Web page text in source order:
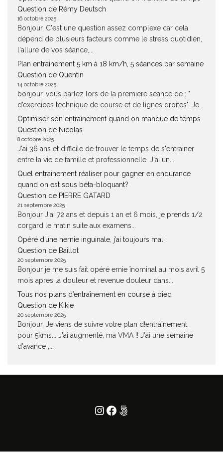
Question de Rémy Deutsch
16 octobre 2025
Bonjour, C'est une question assez complexe car cela
dépend de plusieurs facteurs comme le stress quotidien,
l'allure de vos séance,...
Plan entrainement 5 km à 18 km/h, 5 séances par semaine
Question de Quentin
14 octobre 2025
bonjour, vous parlez lors de la premiere séance de : "
d’exercices technique de course et de lignes droites". Je...
Optimiser son entraînement quand on manque de temps
Question de Nicolas
8 octobre 2025
J'ai 36 ans et difficile de trouver le temps de s'entrainer
entre la vie de famille et professionnelle. J'ai un...
Quel entrainement réaliser pour gagner en endurance
quand on est sous béta-bloquant?
Question de PIERRE GATARD
21 septembre 2025
Bonjour J'ai 72 ans et depuis 1 an et 6 mois, je prends 1/2
corgard le matin suite aux examens...
Opéré d’une hernie inguinale, j’ai toujours mal !
Question de Baillot
20 septembre 2025
Bonjour je me suis fait opéré ernie înominal au mois avril 5
mois apres la douleur et revenue douleur dans...
Tous nos plans d’entraînement en course à pied
Question de Kikie
20 septembre 2025
Bonjour, Je viens de suivre votre plan d!entrainement,
pour 5kms... J'ai augmenté, ma VMA !! J'ai une semaine
d'avance ,...
Instagram
Facebook
500px